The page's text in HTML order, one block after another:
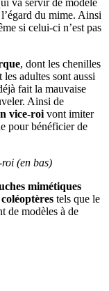
va servir de modèle
du mime. Ainsi
si celui-ci n’est pas
, dont les chenilles
adultes sont aussi
fait la mauvaise
Ainsi de
vice-roi vont imiter
pour bénéficier de
(en bas)
mimétiques
coléoptères tels que le
de modèles à de